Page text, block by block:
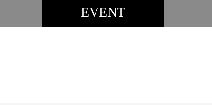
EVENT